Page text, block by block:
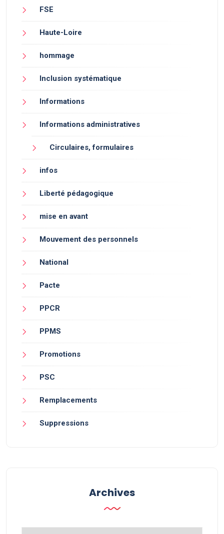
FSE
Haute-Loire
hommage
Inclusion systématique
Informations
Informations administratives
Circulaires, formulaires
infos
Liberté pédagogique
mise en avant
Mouvement des personnels
National
Pacte
PPCR
PPMS
Promotions
PSC
Remplacements
Suppressions
Archives